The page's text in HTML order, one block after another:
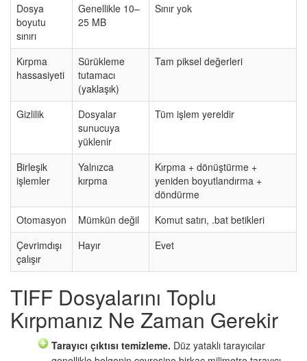
Dosya
boyutu
sınırı
Genellikle 10–
25 MB
Sınır yok
Kırpma
hassasiyeti
Sürükleme
tutamacı
(yaklaşık)
Tam piksel değerleri
Gizlilik
Dosyalar
sunucuya
yüklenir
Tüm işlem yereldir
Birleşik
işlemler
Yalnızca
kırpma
Kırpma + dönüştürme +
yeniden boyutlandırma +
döndürme
Otomasyon
Mümkün değil
Komut satırı, .bat betikleri
Çevrimdışı
çalışır
Hayır Evet
TIFF Dosyalarını Toplu
Kırpmanız Ne Zaman Gerekir
Tarayıcı çıktısı temizleme. Düz yataklı tarayıcılar